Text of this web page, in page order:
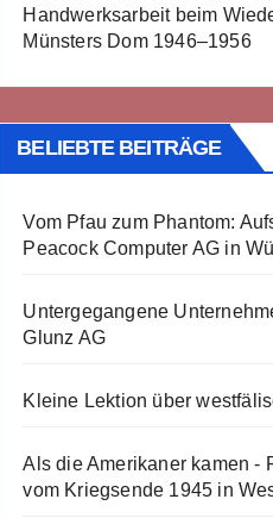
Handwerksarbeit beim
Münsters Dom 1946–1956
BELIEBTE BEITRÄGE
Vom Pfau zum Phantom:
Peacock Computer AG in
Untergegangene
Glunz AG
Kleine Lektion über
Als die Amerikaner kamen -
vom Kriegsende 1945 in